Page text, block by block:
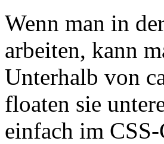
Wenn man in
arbeiten, kann
Unterhalb von
floaten sie
einfach im